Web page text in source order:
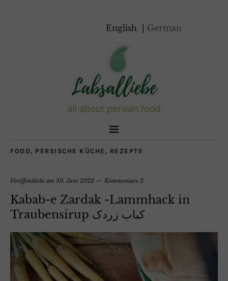
English German
FOOD , PERSISCHE KÜCHE , REZEPTE
Veröffentlicht am 30. Juni 2022 Kommentare 2
Kabab-e Zardak -Lammhack in
Traubensirup کباب زردک